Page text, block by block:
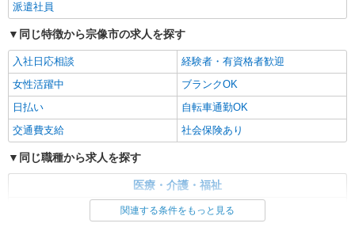
派遣社員
同じ特徴から宗像市の求人を探す
入社日応相談
経験者・有資格者歓迎
女性活躍中
ブランクOK
日払い
自転車通勤OK
交通費支給
社会保険あり
同じ職種から求人を探す
医療・介護・福祉
関連する条件をもっと見る